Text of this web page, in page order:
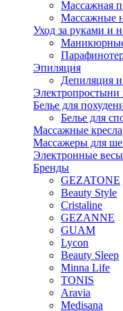
Массажная
Массажные
Уход за руками и
Эпиляция
Депиляция
Электропростыни
Белье для
Белье для
Массажные кресла
Массажеры для
Электронные весы
Бренды
GEZATONE
Beauty Style
Cristaline
GEZANNE
GUAM
Lycon
Beauty Sleep
Minna Life
TONIS
Aravia
Medisana